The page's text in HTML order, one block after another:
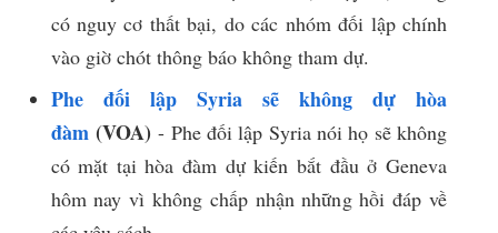
có nguy cơ thất bại, do các nhóm đối lập chính
vào giờ chót thông báo không tham dự.
Phe đối lập Syria sẽ không dự hòa
đàm(VOA) - Phe đối lập Syria nói họ sẽ không
có mặt tại hòa đàm dự kiến bắt đầu ở Geneva
hôm nay vì không chấp nhận những hồi đáp về